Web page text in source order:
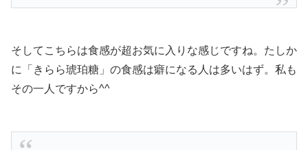
そしてこちらは食感が超お気に入りな感じですね。たしか
に「きらら琥珀糖」の食感は癖になる人は多いはず。私も
その一人ですから^^